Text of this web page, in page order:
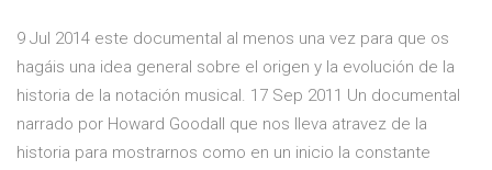
9 Jul 2014 este documental al menos una vez para que os
hagáis una idea general sobre el origen y la evolución de la
historia de la notación musical. 17 Sep 2011 Un documental
narrado por Howard Goodall que nos lleva atravez de la
historia para mostrarnos como en un inicio la constante